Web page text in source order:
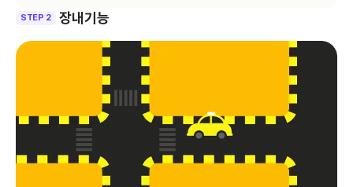
STEP 2 장내기능